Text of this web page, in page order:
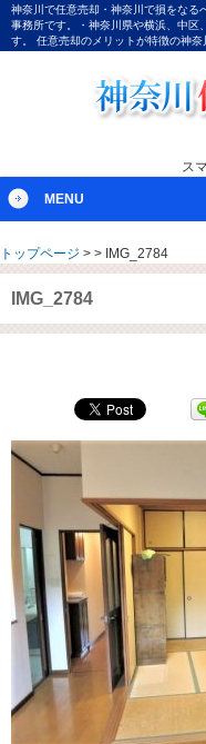
神奈川で任意売却・神奈川で損をなる
事務所です。・神奈川県や横浜、中区
す。 任意売却のメリットが特徴の神奈
ス
MENU
トップページ > > IMG_2784
IMG_2784